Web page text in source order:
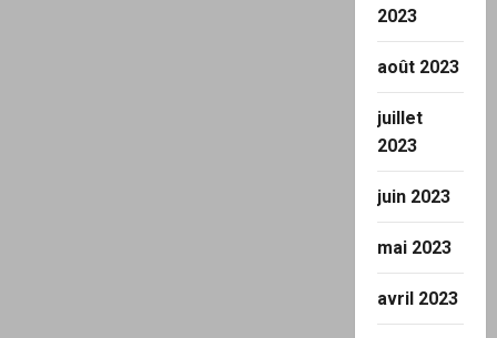
2023
août 2023
juillet
2023
juin 2023
mai 2023
avril 2023